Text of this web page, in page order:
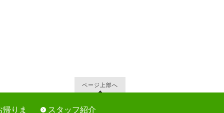
ページ上部へ
りま スタッフ紹介